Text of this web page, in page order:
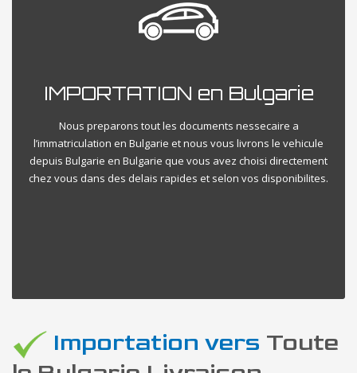
IMPORTATION en Bulgarie
Nous preparons tout les documents nessecaire a
l’immatriculation en Bulgarie et nous vous livrons le vehicule
depuis Bulgarie en Bulgarie que vous avez choisi directement
chez vous dans des delais rapides et selon vos disponibilites.
Importation vers Toute